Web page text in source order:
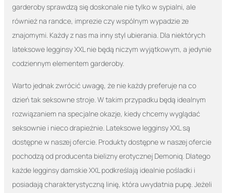
garderoby sprawdzą się doskonale nie tylko w sypialni, ale
również na randce, imprezie czy wspólnym wypadzie ze
znajomymi. Każdy z nas ma inny styl ubierania. Dla niektórych
lateksowe legginsy XXL nie będą niczym wyjątkowym, a jedynie
codziennym elementem garderoby.
Warto jednak zwrócić uwagę, że nie każdy preferuje na co
dzień tak seksowne stroje. W takim przypadku będą idealnym
rozwiązaniem na specjalne okazje, kiedy chcemy wyglądać
seksownie i nieco drapieżnie. Lateksowe legginsy XXL są
dostępne w naszej ofercie. Produkty dostępne w naszej ofercie
pochodzą od producenta bielizny erotycznej Demoniq. Dlatego
każde legginsy damskie XXL podkreślają idealnie pośladki i
posiadają charakterystyczną linię, która uwydatnia pupę. Jeżeli